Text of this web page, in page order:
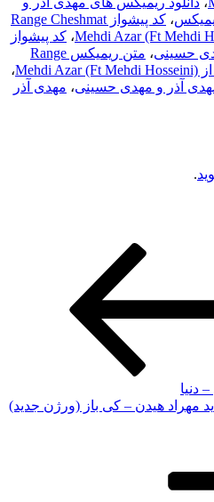
،
کد پیشواز Range Cheshmat
، کد پیشواز
حسینی،
متن ریمیکس Range
،
آذر و مهدی حسینی، مهدی آذر
.
دنیا
مهراد هیدن – کی باز (ورژن جدید)